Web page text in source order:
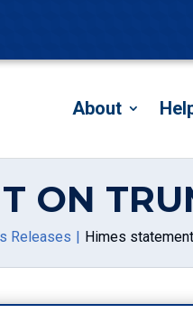
About
ON
Releases Himes